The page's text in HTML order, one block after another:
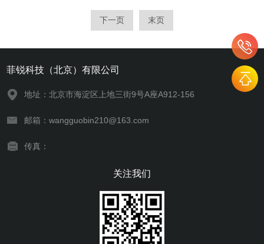
下一页 末页
菲锐科技（北京）有限公司
地址：北京市海淀区上地三街9号A座A912-156
邮箱：wangguobin210@163.com
传真：
关注我们